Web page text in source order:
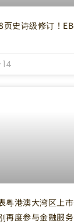
页史诗级修订！
粤港澳大湾区上
再度参与金融服